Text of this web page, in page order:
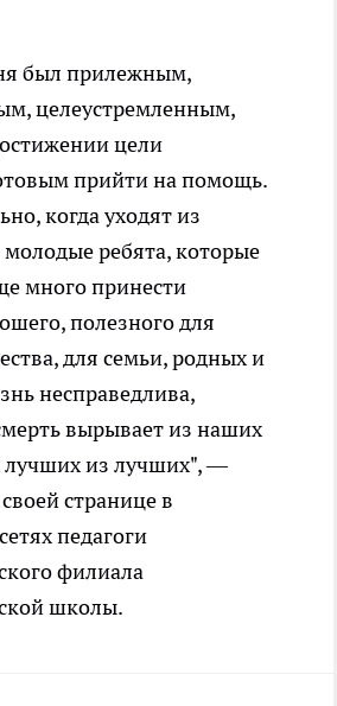
был прилежным,
целеустремленным,
цели
прийти на помощь.
когда уходят из
ребята, которые
много принести
полезного для
для семьи, родных и
несправедлива,
вырывает из наших
лучших из лучших", —
странице в
педагоги
филиала
школы.